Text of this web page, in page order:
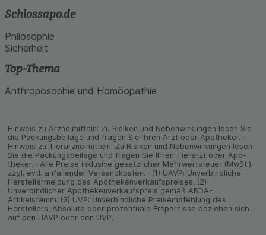
Schlossapo.de
Philosophie
Sicherheit
Top-Thema
Anthroposophie und Homöopathie
Hinweis zu Arzneimitteln: Zu Risiken und Neben­wirkungen lesen Sie
die Packungs­beilage und fragen Sie Ihren Arzt oder Apo­theker. ·
Hinweis zu Tier­arz­nei­mitteln: Zu Risiken und Neben­wirkungen lesen
Sie die Packungs­beilage und fragen Sie Ihren Tier­arzt oder Apo­
theker. · Alle Preise inklusive gesetz­licher Mehrwertsteuer (MwSt.)
zzgl. evtl. anfallender Versand­kosten. · (1) UAVP: Unverbindliche
Herstellermeldung des Apothekenverkaufspreises. (2)
Unverbindlicher Apothekenverkaufspreis gemäß ABDA-
Artikelstamm. (3) UVP: Unverbindliche Preisempfehlung des
Herstellers. Absolute oder prozentuale Ersparnisse beziehen sich
auf den UAVP oder den UVP.